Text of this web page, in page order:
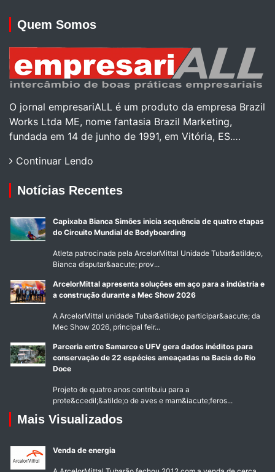
Quem Somos
O jornal empresariALL é um produto da empresa Brazil
Works Ltda ME, nome fantasia Brazil Marketing,
fundada em 14 de junho de 1991, em Vitória, ES.…
Continuar Lendo
Notícias Recentes
Capixaba Bianca Simões inicia sequência de quatro etapas
do Circuito Mundial de Bodyboarding
Atleta patrocinada pela ArcelorMittal Unidade Tubar&atilde;o,
Bianca disputar&aacute; prov...
ArcelorMittal apresenta soluções em aço para a indústria e
a construção durante a Mec Show 2026
A ArcelorMittal unidade Tubar&atilde;o participar&aacute; da
Mec Show 2026, principal feir...
Parceria entre Samarco e UFV gera dados inéditos para
conservação de 22 espécies ameaçadas na Bacia do Rio
Doce
Projeto de quatro anos contribuiu para a
prote&ccedil;&atilde;o de aves e mam&iacute;feros...
Mais Visualizados
Venda de energia